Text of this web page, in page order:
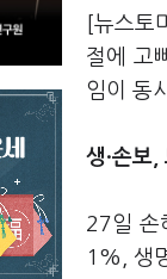
[뉴스토
절에 고
임이 동
생·손보,
27일 손
1%, 생